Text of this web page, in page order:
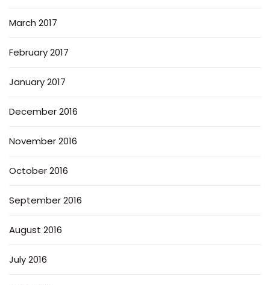
March 2017
February 2017
January 2017
December 2016
November 2016
October 2016
September 2016
August 2016
July 2016